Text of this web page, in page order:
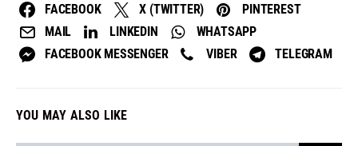
FACEBOOK X (TWITTER)
PINTEREST
MAIL
LINKEDIN
WHATSAPP
FACEBOOK MESSENGER
VIBER TELEGRAM
YOU MAY ALSO LIKE